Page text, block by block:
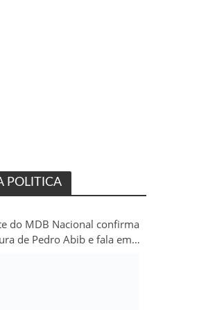
POLITICA
do MDB Nacional confirma
de Pedro Abib e fala em